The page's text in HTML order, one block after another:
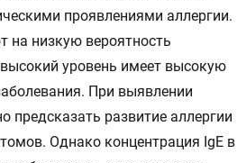
проявлениями аллергии.
на низкую вероятность
уровень имеет высокую
При выявлении
предсказать развитие аллергии
Однако концентрация IgE в